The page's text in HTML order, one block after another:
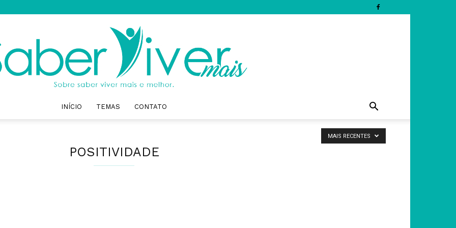
INÍCIO TEMAS CONTATO
POSITIVIDADE
MAIS RECENTES